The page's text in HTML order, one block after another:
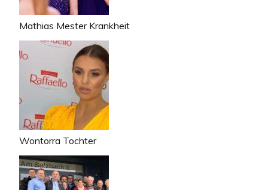
Mathias Mester Krankheit
Wontorra Tochter